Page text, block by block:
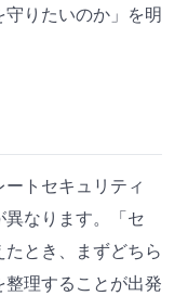
りたいのか」を明
トセキュリティ
なります。「セ
とき、まずどちら
理することが出発